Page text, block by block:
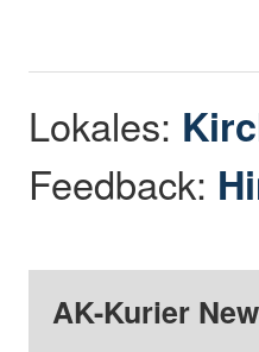
Lokales:
Feedback:
AK-Kurier